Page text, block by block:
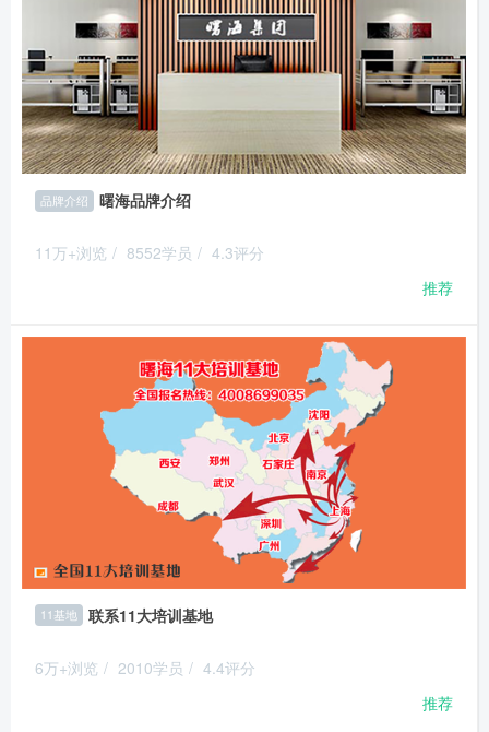
品牌介绍 曙海品牌介绍
11万+浏览 / 8552学员 / 4.3评分
推荐
11基地 联系11大培训基地
6万+浏览 / 2010学员 / 4.4评分
推荐